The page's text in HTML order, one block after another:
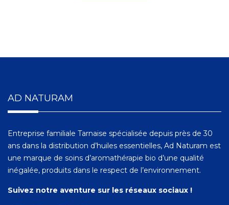
AD NATURAM
Entreprise familiale Tarnaise spécialisée depuis près de 30
ans dans la distribution d’huiles essentielles, Ad Naturam est
une marque de soins d’aromathérapie bio d’une qualité
inégalée, produits dans le respect de l’environnement.
Suivez notre aventure sur les réseaux sociaux !